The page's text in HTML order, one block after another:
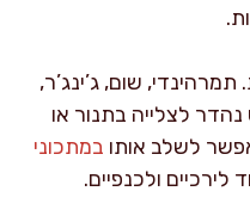
שום, ג’ינג’ר,
נהדר לצלייה בתנור או
לשלב אותו במתכוני
ולכנפיים.